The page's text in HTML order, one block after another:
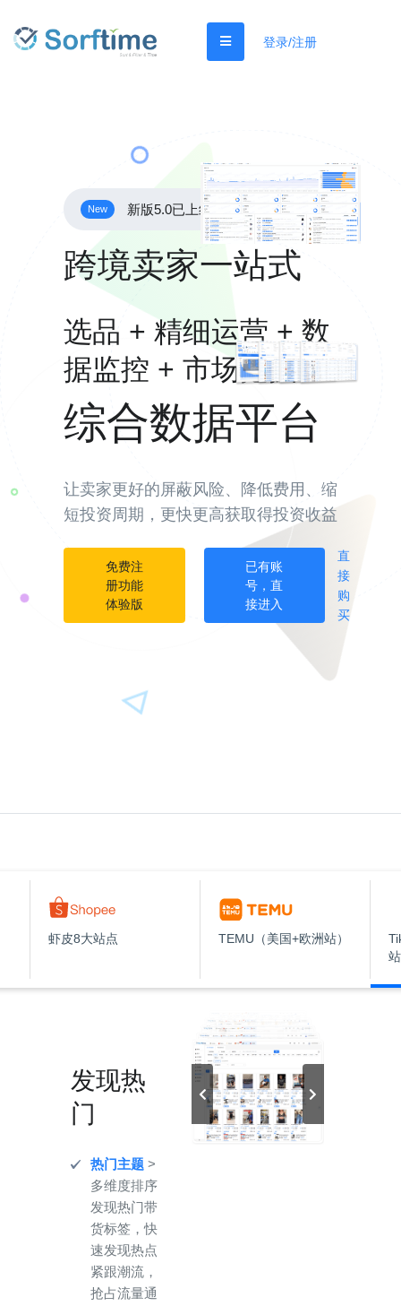
登录/注册
New 新版5.0已上线
跨境卖家一站式
选品 + 精细运营 + 数
据监控 + 市场挖掘
综合数据平台
让卖家更好的屏蔽风险、降低费用、缩
短投资周期，更快更高获取得投资收益
免费注
册功能
体验版
已有账
号，直
接进入
直
接
购
买
虾皮8大站点 TEMU（美国+欧洲站）
发现热
门
热门主题 >
多维度排序
发现热门带
货标签，快
速发现热点
紧跟潮流，
抢占流量通